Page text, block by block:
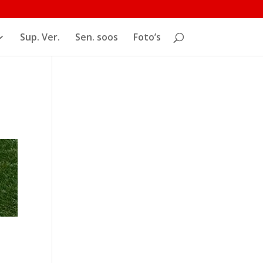
Sup. Ver. Sen. soos Foto’s